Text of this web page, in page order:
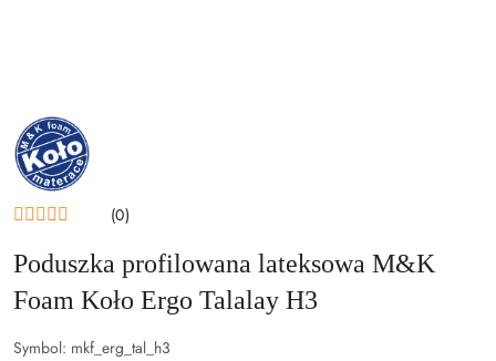
NAZWA
PRODUCENTA:
M&K
FOAM
KOŁO
(0)
Poduszka profilowana lateksowa M&K
Foam Koło Ergo Talalay H3
Symbol: mkf_erg_tal_h3